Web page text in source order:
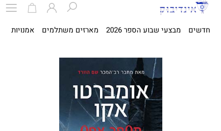
חדשים מבצעי שבוע הספר 2026 מארזים משתלמים אמנויות